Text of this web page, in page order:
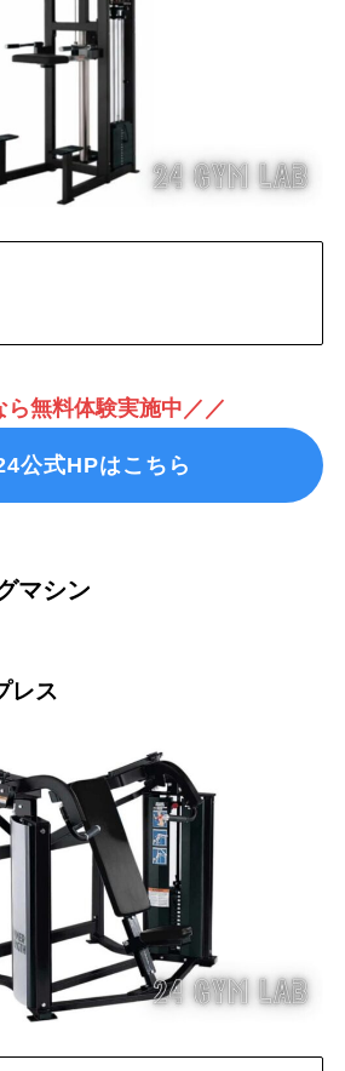
ら無料体験実施中／／
公式HPはこちら
マシン
レス